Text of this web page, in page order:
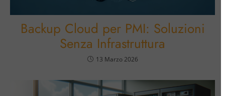
Backup Cloud per PMI: Soluzioni
Senza Infrastruttura
13 Marzo 2026